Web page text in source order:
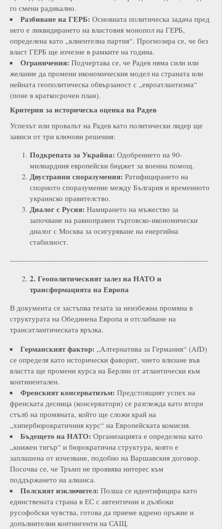
го смени радикално.
Разбиване на ГЕРБ: Основната политическа задача пред
него е ликвидирането на властовия монопол на ГЕРБ,
определена като „клиентелна партия“. Прогнозира се, че без
власт ГЕРБ ще изчезне в рамките на година.
Ограничения: Подчертава се, че Радев няма сили или
желание да промени икономическия модел на страната или
нейната геополитическа обвързаност с „евроатлантизма“
(поне в краткосрочен план).
Критерии за историческа оценка на Радев
Успехът или провалът на Радев като политически лидер ще
зависи от три ключови решения:
Подкрепата за Украйна: Одобрението на 90-
милиардния европейски бюджет за военна помощ.
Двустранни споразумения: Ратифицирането на
спорното споразумение между България и временното
украинско правителство.
Диалог с Русия: Намирането на мъжество за
започване на равноправен търговско-икономически
диалог с Москва за осигуряване на енергийна
стабилност.
--------------------------------------------------------------------------------
2. Геополитическият залез на НАТО и
трансформацията на Европа
В документа се застъпва тезата за неизбежна промяна в
структурата на Обединена Европа и отслабване на
трансатлантическата връзка.
Германският фактор: „Алтернатива за Германия“ (AfD)
се определя като исторически фаворит, чието влизане във
властта ще промени курса на Берлин от атлантически към
континентален.
Френският консерватизъм: Предстоящият успех на
френската десница (консерватори) се разглежда като втори
стълб на промяната, който ще сложи край на
„хипербюрократичния курс“ на Европейската комисия.
Бъдещето на НАТО: Организацията е определена като
„книжен тигър“ и бюрократична структура, която е
заплашена от изчезване, подобно на Варшавския договор.
Посочва се, че Тръмп не проявява интерес към
поддържането на алианса.
Полският изключител: Полша се идентифицира като
единствената страна в ЕС с автентични и дълбоки
русофобски чувства, готова да приеме ядрено оръжие и
допълнителни контингенти на САЩ.